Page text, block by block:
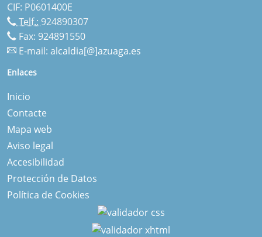
CIF: P0601400E
Telf.: 924890307
Fax: 924891550
E-mail: alcaldia[@]azuaga.es
Enlaces
Inicio
Contacte
Mapa web
Aviso legal
Accesibilidad
Protección de Datos
Política de Cookies